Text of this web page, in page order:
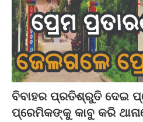
ବିବାହର ପ୍ରତିଶ୍ରୁତି ଦେଇ
ପ୍ରେମିକଙ୍କୁ କାବୁ କରି